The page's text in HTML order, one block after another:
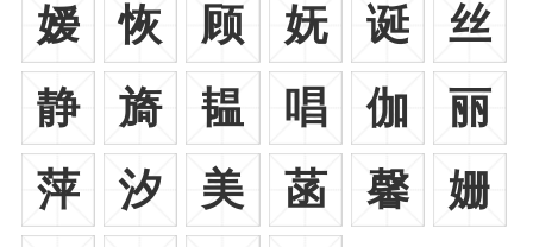
嫒
恢 顾 妩 诞
丝
静
旖 韫 唱 伽
丽
萍
汐 美 菡 馨
姗